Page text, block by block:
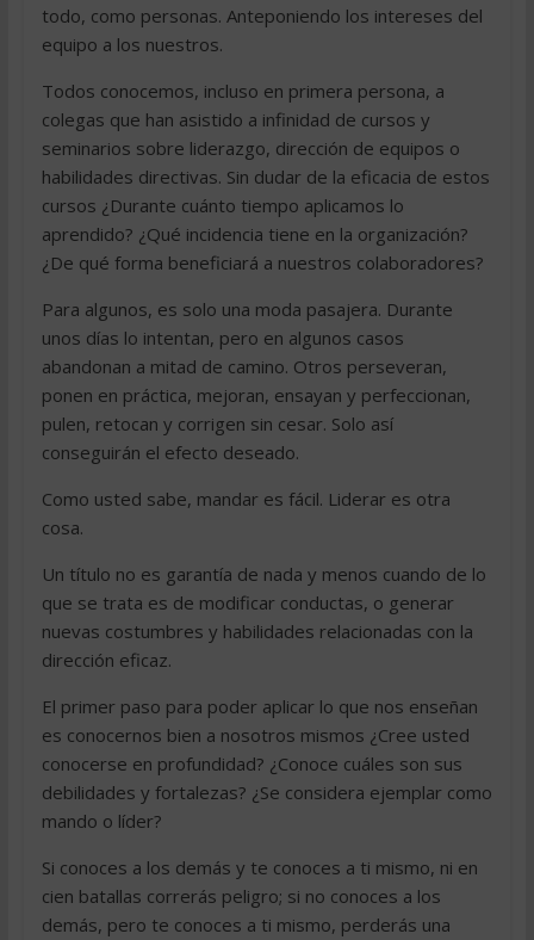
todo, como personas. Anteponiendo los intereses del
equipo a los nuestros.
Todos conocemos, incluso en primera persona, a
colegas que han asistido a infinidad de cursos y
seminarios sobre liderazgo, dirección de equipos o
habilidades directivas. Sin dudar de la eficacia de estos
cursos ¿Durante cuánto tiempo aplicamos lo
aprendido? ¿Qué incidencia tiene en la organización?
¿De qué forma beneficiará a nuestros colaboradores?
Para algunos, es solo una moda pasajera. Durante
unos días lo intentan, pero en algunos casos
abandonan a mitad de camino. Otros perseveran,
ponen en práctica, mejoran, ensayan y perfeccionan,
pulen, retocan y corrigen sin cesar. Solo así
conseguirán el efecto deseado.
Como usted sabe, mandar es fácil. Liderar es otra
cosa.
Un título no es garantía de nada y menos cuando de lo
que se trata es de modificar conductas, o generar
nuevas costumbres y habilidades relacionadas con la
dirección eficaz.
El primer paso para poder aplicar lo que nos enseñan
es conocernos bien a nosotros mismos ¿Cree usted
conocerse en profundidad? ¿Conoce cuáles son sus
debilidades y fortalezas? ¿Se considera ejemplar como
mando o líder?
Si conoces a los demás y te conoces a ti mismo, ni en
cien batallas correrás peligro; si no conoces a los
demás, pero te conoces a ti mismo, perderás una